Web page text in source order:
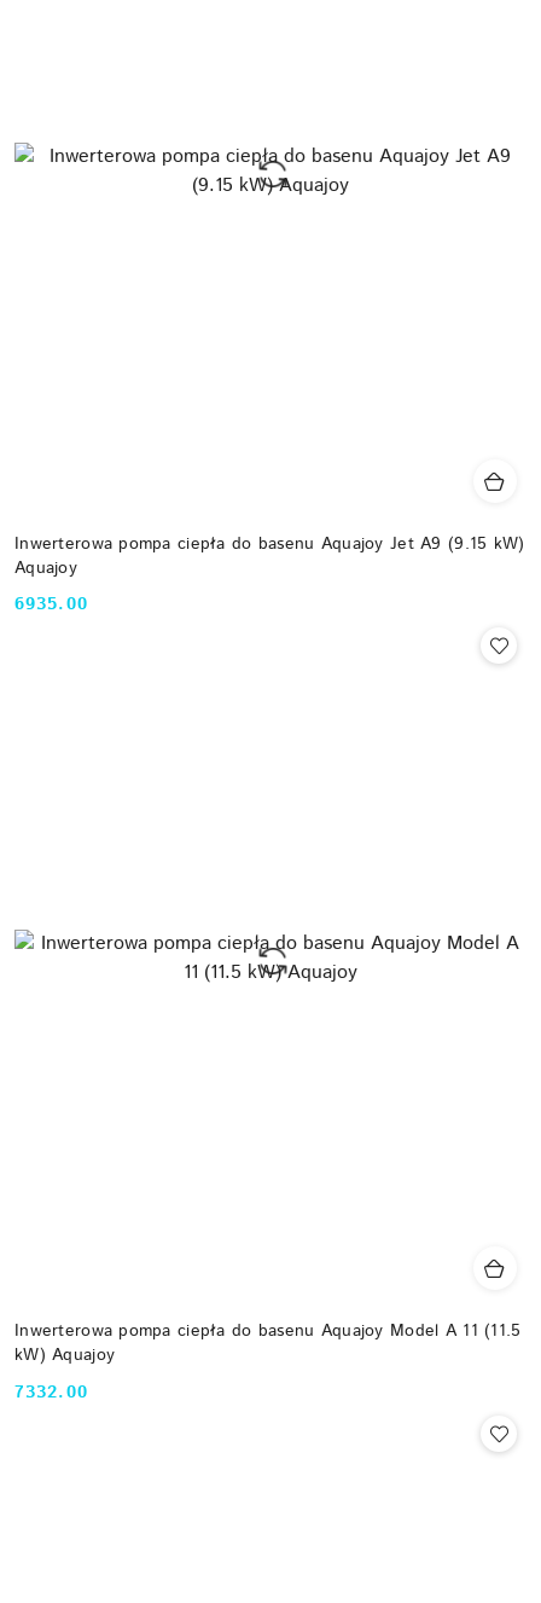
Inwerterowa pompa ciepła do basenu Aquajoy Jet A9 (9.15 kW)
Aquajoy
Cena:
6935.00
Inwerterowa pompa ciepła do basenu Aquajoy Model A 11 (11.5
kW) Aquajoy
Cena:
7332.00